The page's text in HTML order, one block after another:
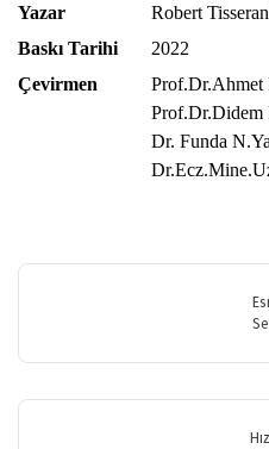
Yazar
Robert
Baskı Tarihi
2022
Çevirmen
Prof.Dr.Ahmet
Prof.Dr.Didem
Dr. Funda
Bu ürüne ilk
Görüş ve önerileriniz için
Ürün resmi kalitesiz, bozuk